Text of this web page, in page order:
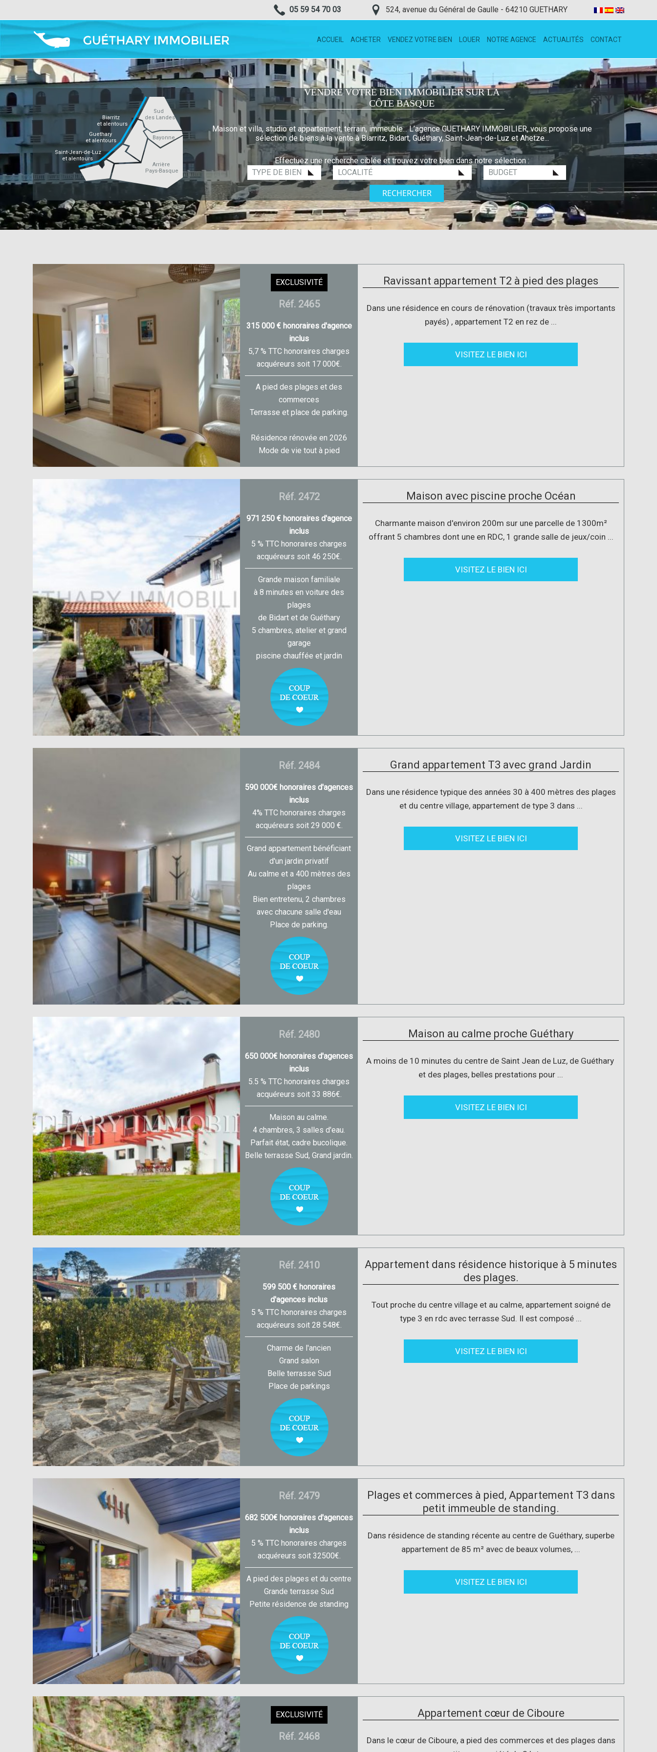
05 59 54 70 03 524, avenue du Général de Gaulle - 64210 GUETHARY
ACCUEIL ACHETER VENDEZ VOTRE BIEN LOUER NOTRE AGENCE ACTUALITÉS CONTACT
Sud
des Landes
Guethary
et alentours
Saint-Jean-de-Luz
et alentours
Biarritz
et alentours
Bayonne
Arrière
Pays-Basque
VENDRE VOTRE BIEN IMMOBILIER SUR LA
CÔTE BASQUE
Maison et villa, studio et appartement, terrain, immeuble... L’agence GUETHARY IMMOBILIER, vous propose une
sélection de biens à la vente à Biarritz, Bidart, Guéthary, Saint-Jean-de-Luz et Ahetze...
Effectuez une recherche ciblée et trouvez votre bien dans notre sélection :
Localité
Localité
:
Budget
:
EXCLUSIVITÉ
Réf. 2465
315 000 € honoraires d'agence
inclus
5,7 % TTC honoraires charges
acquéreurs soit 17 000€.
A pied des plages et des
commerces
Terrasse et place de parking.
Résidence rénovée en 2026
Mode de vie tout à pied
Ravissant appartement T2 à pied des plages
Dans une résidence en cours de rénovation (travaux très importants
payés) , appartement T2 en rez de ...
VISITEZ LE BIEN ICI
Réf. 2472
971 250 € honoraires d'agence
inclus
5 % TTC honoraires charges
acquéreurs soit 46 250€.
Grande maison familiale
à 8 minutes en voiture des
plages
de Bidart et de Guéthary
5 chambres, atelier et grand
garage
piscine chauffée et jardin
Maison avec piscine proche Océan
Charmante maison d'environ 200m sur une parcelle de 1300m²
offrant 5 chambres dont une en RDC, 1 grande salle de jeux/coin ...
VISITEZ LE BIEN ICI
Réf. 2484
590 000€ honoraires d'agences
inclus
4% TTC honoraires charges
acquéreurs soit 29 000 €.
Grand appartement bénéficiant
d'un jardin privatif
Au calme et a 400 mètres des
plages
Bien entretenu, 2 chambres
avec chacune salle d'eau
Place de parking.
Grand appartement T3 avec grand Jardin
Dans une résidence typique des années 30 à 400 mètres des plages
et du centre village, appartement de type 3 dans ...
VISITEZ LE BIEN ICI
Réf. 2480
650 000€ honoraires d'agences
inclus
5.5 % TTC honoraires charges
acquéreurs soit 33 886€.
Maison au calme.
4 chambres, 3 salles d'eau.
Parfait état, cadre bucolique.
Belle terrasse Sud, Grand jardin.
Maison au calme proche Guéthary
A moins de 10 minutes du centre de Saint Jean de Luz, de Guéthary
et des plages, belles prestations pour ...
VISITEZ LE BIEN ICI
Réf. 2410
599 500 € honoraires
d'agences inclus
5 % TTC honoraires charges
acquéreurs soit 28 548€.
Charme de l'ancien
Grand salon
Belle terrasse Sud
Place de parkings
Appartement dans résidence historique à 5 minutes
des plages.
Tout proche du centre village et au calme, appartement soigné de
type 3 en rdc avec terrasse Sud. Il est composé ...
VISITEZ LE BIEN ICI
Réf. 2479
682 500€ honoraires d'agences
inclus
5 % TTC honoraires charges
acquéreurs soit 32500€.
A pied des plages et du centre
Grande terrasse Sud
Petite résidence de standing
Plages et commerces à pied, Appartement T3 dans
petit immeuble de standing.
Dans résidence de standing récente au centre de Guéthary, superbe
appartement de 85 m² avec de beaux volumes, ...
VISITEZ LE BIEN ICI
EXCLUSIVITÉ
Réf. 2468
Appartement cœur de Ciboure
Dans le cœur de Ciboure, a pied des commerces et des plages dans